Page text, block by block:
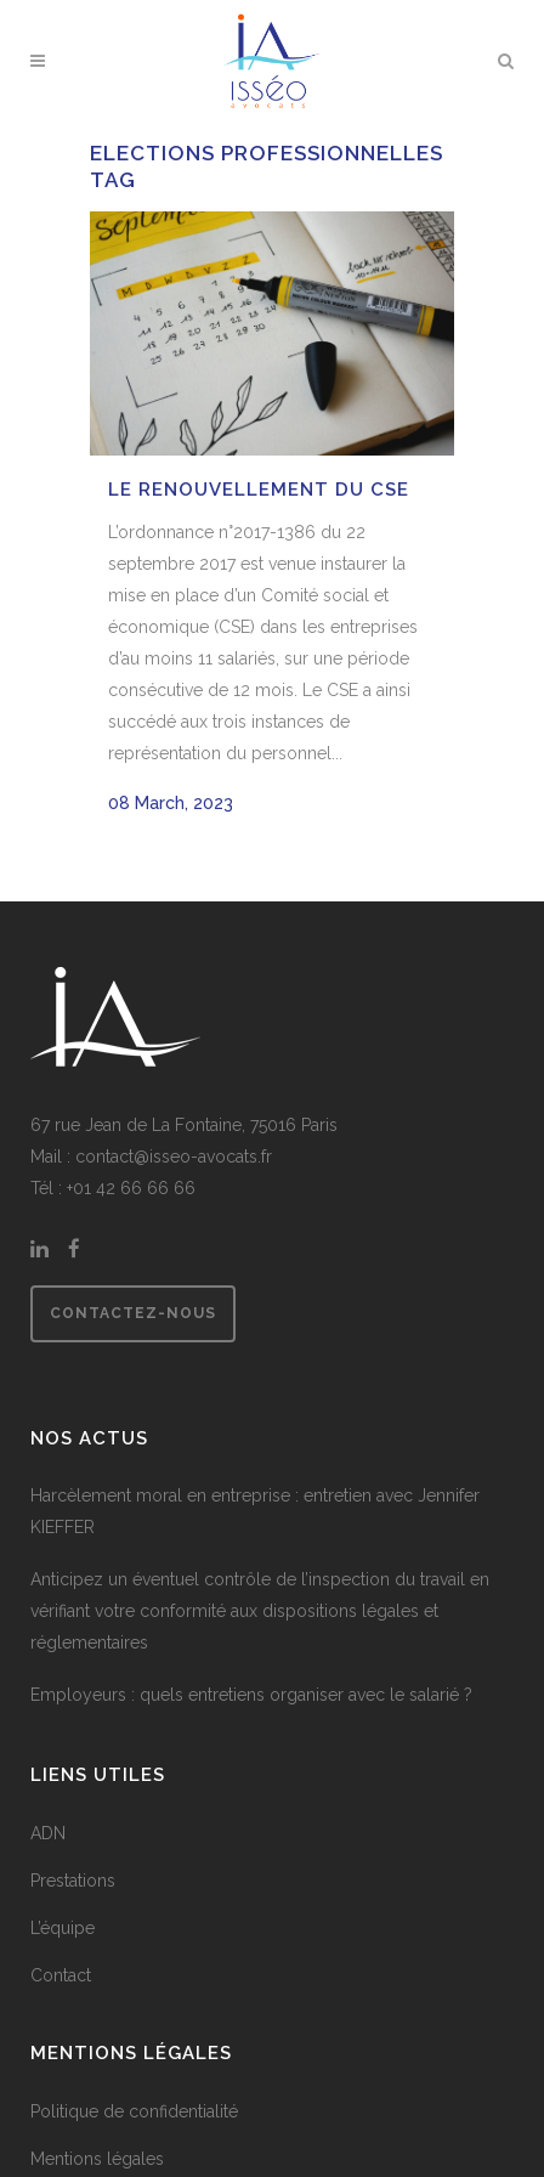
ELECTIONS PROFESSIONNELLES
TAG
LE RENOUVELLEMENT DU CSE
L’ordonnance n°2017-1386 du 22
septembre 2017 est venue instaurer la
mise en place d’un Comité social et
économique (CSE) dans les entreprises
d’au moins 11 salariés, sur une période
consécutive de 12 mois. Le CSE a ainsi
succédé aux trois instances de
représentation du personnel...
08 March, 2023
67 rue Jean de La Fontaine, 75016 Paris
Mail : contact@isseo-avocats.fr
Tél : +01 42 66 66 66
CONTACTEZ-NOUS
NOS ACTUS
Harcèlement moral en entreprise : entretien avec Jennifer
KIEFFER
Anticipez un éventuel contrôle de l’inspection du travail en
vérifiant votre conformité aux dispositions légales et
réglementaires
Employeurs : quels entretiens organiser avec le salarié ?
LIENS UTILES
ADN
Prestations
L’équipe
Contact
MENTIONS LÉGALES
Politique de confidentialité
Mentions légales